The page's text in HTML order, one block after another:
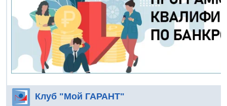
Клуб "Мой ГАРАНТ"